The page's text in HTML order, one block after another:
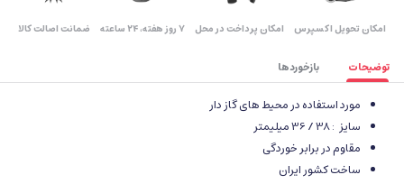
اﻣﮑﺎن ﺗﺤﻮﯾﻞ اﮐﺴﭙﺮس امکان پرداخت در محل ۷ روز ﻫﻔﺘﻪ، ۲۴ ﺳﺎﻋﺘﻪ ضمانت اصالت کالا
توضیحات بازخوردها
مورد استفاده در محیط های گاز دار
سایز : 38 / 36 میلیمتر
مقاوم در برابر خوردگی
ساخت کشور ایران